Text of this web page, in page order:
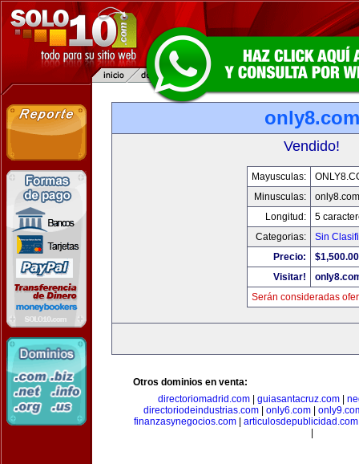
only8.com
Vendido!
Mayusculas:
Minusculas:
only8.com
Longitud:
5
Categorias:
Sin
Precio:
$1,500.00
Visitar!
Serán consideradas
Otros dominios en venta:
directoriomadrid.com| guiasantacruz.com|
directoriodeindustrias.com| only6.com|
finanzasynegocios.com| articulosdepublicidad.com